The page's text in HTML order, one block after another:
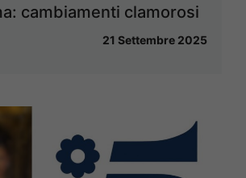
cambiamenti clamorosi
21 Settembre 2025